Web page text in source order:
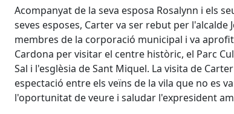
Acompanyat de la seva esposa Rosalynn i els
seves esposes, Carter va ser rebut per l'alcalde
membres de la corporació municipal i va
Cardona per visitar el centre històric, el Parc
Sal i l'esglèsia de Sant Miquel. La visita de
espectació entre els veïns de la vila que no es
l'oportunitat de veure i saludar l'expresident